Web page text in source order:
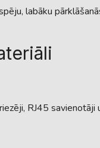
labāku
RJ45 savienotāji